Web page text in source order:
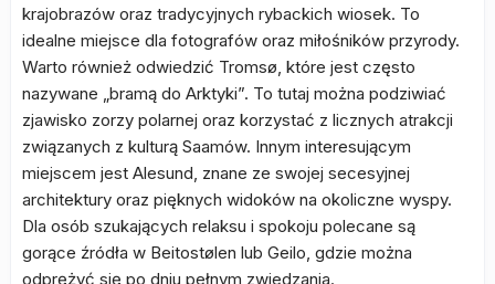
krajobrazów oraz tradycyjnych rybackich wiosek. To
idealne miejsce dla fotografów oraz miłośników przyrody.
Warto również odwiedzić Tromsø, które jest często
nazywane „bramą do Arktyki”. To tutaj można podziwiać
zjawisko zorzy polarnej oraz korzystać z licznych atrakcji
związanych z kulturą Saamów. Innym interesującym
miejscem jest Alesund, znane ze swojej secesyjnej
architektury oraz pięknych widoków na okoliczne wyspy.
Dla osób szukających relaksu i spokoju polecane są
gorące źródła w Beitostølen lub Geilo, gdzie można
odprężyć się po dniu pełnym zwiedzania.